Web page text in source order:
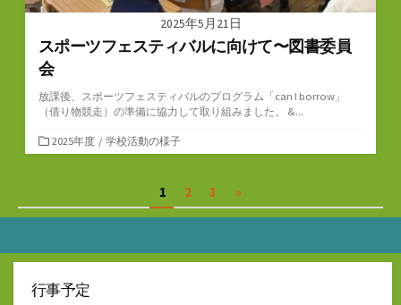
2025年5月21日
スポーツフェスティバルに向けて〜図書委員
会
放課後、スポーツフェスティバルのプログラム「can I borrow」
（借り物競走）の準備に協力して取り組みました。 &...
カ
テ
ー
2025年度 / 学校活動の様子
稿
1 2 3 »
行事予定